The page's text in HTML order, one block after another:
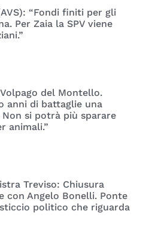
“Fondi finiti per gli
Per Zaia la SPV viene
del Montello.
anni di battaglie una
si potrà più sparare
animali.”
Treviso: Chiusura
con Angelo Bonelli. Ponte
politico che riguarda